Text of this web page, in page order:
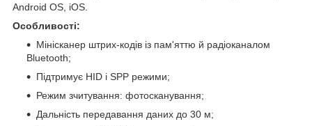
Android OS, iOS.
Особливості:
Мінісканер штрих-кодів із пам'яттю й радіоканалом
Bluetooth;
Підтримує HID і SPP режими;
Режим зчитування: фотосканування;
Дальність передавання даних до 30 м;